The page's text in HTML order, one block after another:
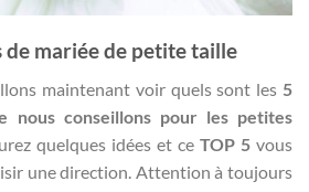
de mariée de petite taille
maintenant voir quels sont les 5
nous conseillons pour les petites
quelques idées et ce TOP 5 vous
une direction. Attention à toujours